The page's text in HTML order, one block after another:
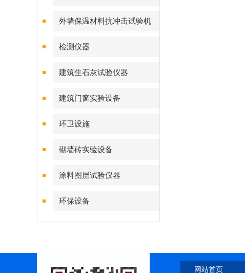
外墙保温材料抗冲击试验机
检测仪器
建筑生石灰试验仪器
建筑门窗实验设备
环卫设施
砌墙砖实验设备
涂料图层试验仪器
环保设备
网站首页